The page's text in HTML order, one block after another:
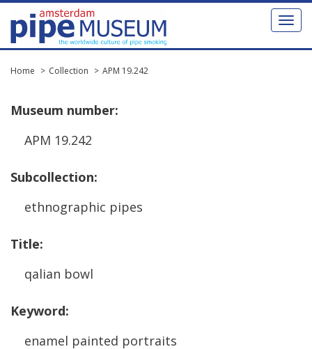
Toggle
Home Collection APM 19.242
Museum number:
APM 19.242
Subcollection:
ethnographic pipes
Title:
qalian bowl
Keyword:
enamel painted portraits